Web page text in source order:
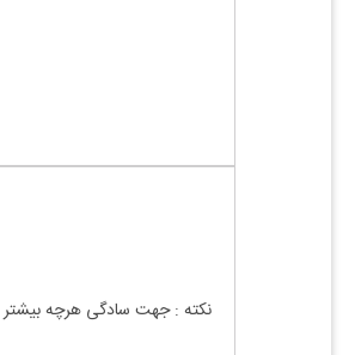
نکته : جهت سادگی هرچه